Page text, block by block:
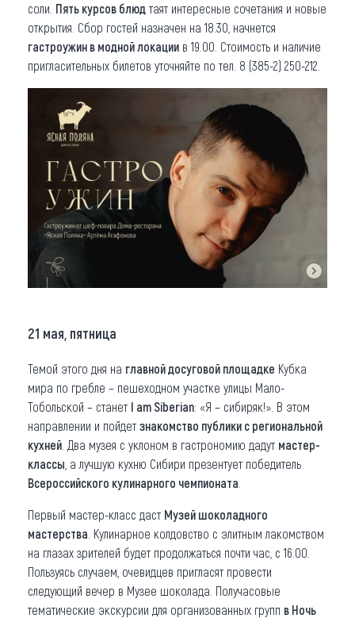
соли. Пять курсов блюд таят интересные сочетания и новые
открытия. Сбор гостей назначен на 18.30, начнется
гастроужин в модной локации в 19.00. Стоимость и наличие
пригласительных билетов уточняйте по тел. 8 (385-2) 250-212.
21 мая, пятница
Темой этого дня на главной досуговой площадке Кубка
мира по гребле – пешеходном участке улицы Мало-
Тобольской – станет I am Siberian: «Я – сибиряк!». В этом
направлении и пойдет знакомство публики с региональной
кухней . Два музея с уклоном в гастрономию дадут мастер-
классы , а лучшую кухню Сибири презентует победитель
Всероссийского кулинарного чемпионата
Первый мастер-класс даст Музей шоколадного
мастерства . Кулинарное колдовство с элитным лакомством
на глазах зрителей будет продолжаться почти час, с 16.00.
Пользуясь случаем, очевидцев пригласят провести
следующий вечер в Музее шоколада. Получасовые
тематические экскурсии для организованных групп в Ночь